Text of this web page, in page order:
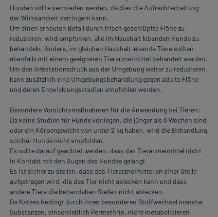
Hunden sollte vermieden werden, da dies die Aufrechterhaltung
der Wirksamkeit verringern kann.
Um einen erneuten Befall durch frisch geschlüpfte Flöhe zu
reduzieren, wird empfohlen, alle im Haushalt lebenden Hunde zu
behandeln. Andere, im gleichen Haushalt lebende Tiere sollten
ebenfalls mit einem geeigneten Tierarzneimittel behandelt werden.
Um den Infestationsdruck aus der Umgebung weiter zu reduzieren,
kann zusätzlich eine Umgebungsbehandlung gegen adulte Flöhe
und deren Entwicklungsstadien empfohlen werden.
Besondere Vorsichtsmaßnahmen für die Anwendung bei Tieren:
Da keine Studien für Hunde vorliegen, die jünger als 8 Wochen sind
oder ein Körpergewicht von unter 2 kg haben, wird die Behandlung
solcher Hunde nicht empfohlen.
Es sollte darauf geachtet werden, dass das Tierarzneimittel nicht
in Kontakt mit den Augen des Hundes gelangt.
Es ist sicher zu stellen, dass das Tierarzneimittel an einer Stelle
aufgetragen wird, die das Tier nicht ablecken kann und dass
andere Tiere die behandelten Stellen nicht ablecken.
Da Katzen bedingt durch ihren besonderen Stoffwechsel manche
Substanzen, einschließlich Permethrin, nicht metabolisieren